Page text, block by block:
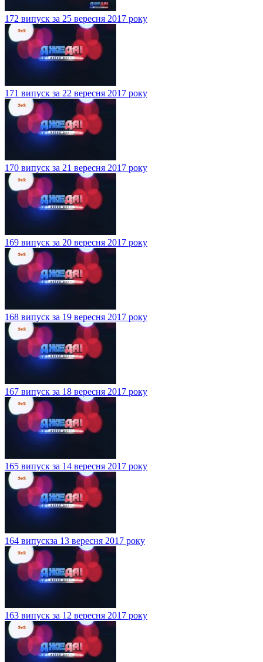
172 випуск за 25 вересня 2017 року
171 випуск за 22 вересня 2017 року
170 випуск за 21 вересня 2017 року
169 випуск за 20 вересня 2017 року
168 випуск за 19 вересня 2017 року
167 випуск за 18 вересня 2017 року
165 випуск за 14 вересня 2017 року
164 випускза 13 вересня 2017 року
163 випуск за 12 вересня 2017 року